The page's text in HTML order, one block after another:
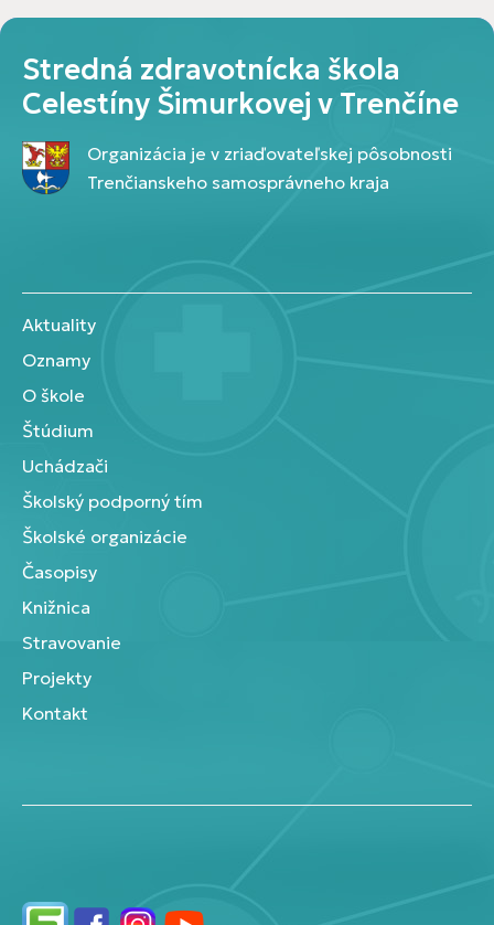
Stredná zdravotnícka škola
Celestíny Šimurkovej v Trenčíne
Organizácia je v zriaďovateľskej pôsobnosti
Trenčianskeho samosprávneho kraja
Aktuality
Oznamy
O škole
Štúdium
Uchádzači
Školský podporný tím
Školské organizácie
Časopisy
Knižnica
Stravovanie
Projekty
Kontakt